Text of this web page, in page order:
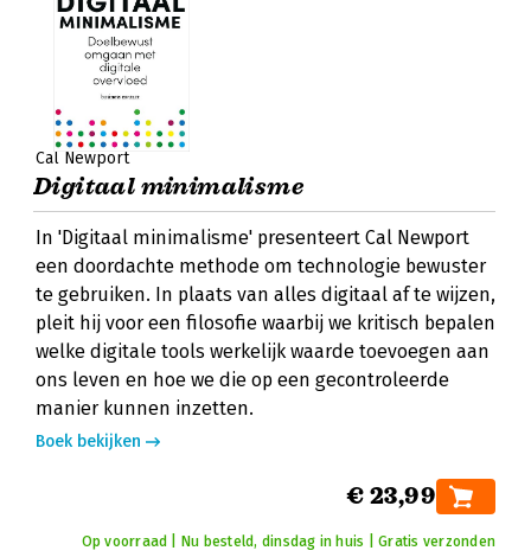
Cal Newport
Digitaal minimalisme
In 'Digitaal minimalisme' presenteert Cal Newport
een doordachte methode om technologie bewuster
te gebruiken. In plaats van alles digitaal af te wijzen,
pleit hij voor een filosofie waarbij we kritisch bepalen
welke digitale tools werkelijk waarde toevoegen aan
ons leven en hoe we die op een gecontroleerde
manier kunnen inzetten.
Boek bekijken
€ 23,99
Op voorraad | Nu besteld, dinsdag in huis | Gratis verzonden